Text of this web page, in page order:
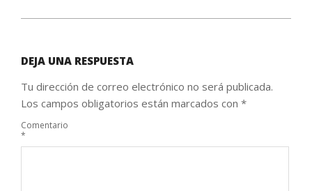
DEJA UNA RESPUESTA
Tu dirección de correo electrónico no será publicada.
Los campos obligatorios están marcados con *
Comentario
*